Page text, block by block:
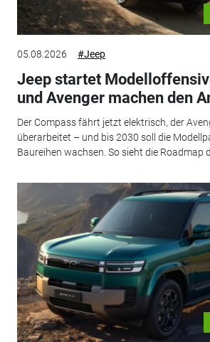
05.08.2026 #Jeep
Jeep startet
und Avenger machen den
Der Compass fährt jetzt elektrisch, der
überarbeitet – und bis 2030 soll die
Baureihen wachsen. So sieht die Roadmap